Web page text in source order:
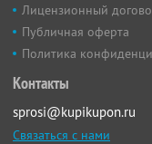
Лицензионный
Публичная оферта
Политика
Контакты
sprosi@kupikupon.ru
Связаться с нами